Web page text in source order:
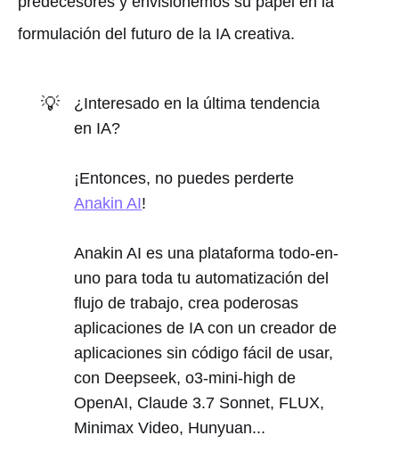
formulación del futuro de la IA creativa.
💡
¿Interesado en la última tendencia
en IA?
¡Entonces, no puedes perderte
Anakin AI!
Anakin AI es una plataforma todo-en-
uno para toda tu automatización del
flujo de trabajo, crea poderosas
aplicaciones de IA con un creador de
aplicaciones sin código fácil de usar,
con Deepseek, o3-mini-high de
OpenAI, Claude 3.7 Sonnet, FLUX,
Minimax Video, Hunyuan...